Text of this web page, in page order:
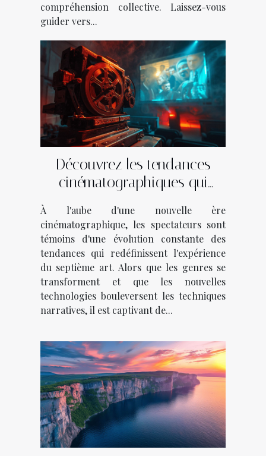
compréhension collective. Laissez-vous
guider vers...
Découvrez les tendances
cinématographiques qui
À l'aube d'une nouvelle ère
cinématographique, les spectateurs sont
témoins d'une évolution constante des
tendances qui redéfinissent l'expérience
du septième art. Alors que les genres se
transforment et que les nouvelles
technologies bouleversent les techniques
narratives, il est captivant de...